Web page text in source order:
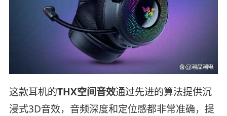
这款耳机的THX空间音效通过先进的算法提供沉
浸式3D音效，音频深度和定位感都非常准确，提